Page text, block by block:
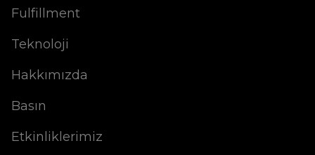
Fulfillment
Teknoloji
Hakkımızda
Basın
Etkinliklerimiz